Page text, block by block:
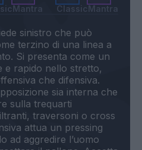
Mantra ClassicMantra
sinistro che può
terzino di una linea a
Si presenta come un
e rapido nello stretto,
che difensiva.
sia interna che
sulla trequarti
traversoni o cross
attua un pressing
ad aggredire l’uomo